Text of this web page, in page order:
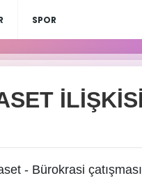
SPOR
- Bürokrasi